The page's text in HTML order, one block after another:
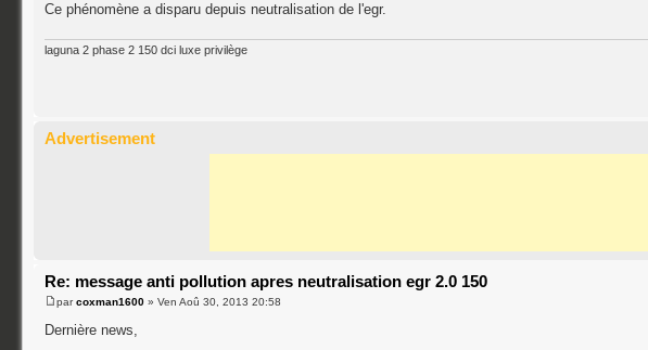
Ce phénomène a disparu depuis neutralisation de l'egr.
laguna 2 phase 2 150 dci luxe privilège
Advertisement
Re: message anti pollution apres neutralisation egr 2.0 150
parcoxman1600 » Ven Aoû 30, 2013 20:58
Dernière news,